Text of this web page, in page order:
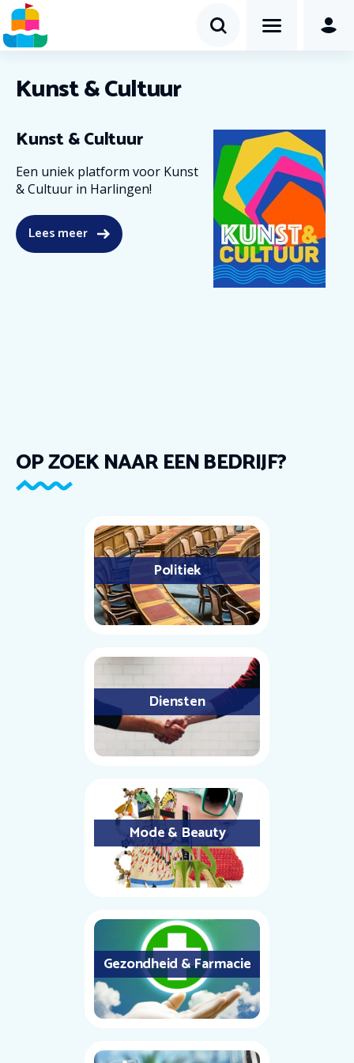
Kunst & Cultuur
Kunst & Cultuur
Een uniek platform voor Kunst
& Cultuur in Harlingen!
Lees meer
OP ZOEK NAAR EEN BEDRIJF?
Politiek
Diensten
Mode & Beauty
Gezondheid & Farmacie